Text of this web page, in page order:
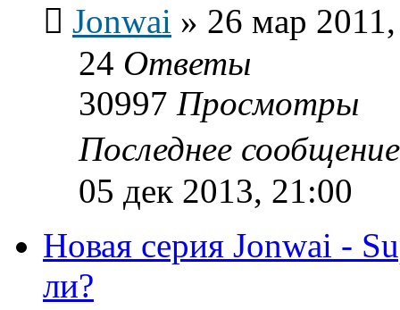
Jonwai » 26 мар
24 Ответы
30997 Просмотры
Последнее
05 дек 2013, 21:00
Новая серия Jonwai -
ли?